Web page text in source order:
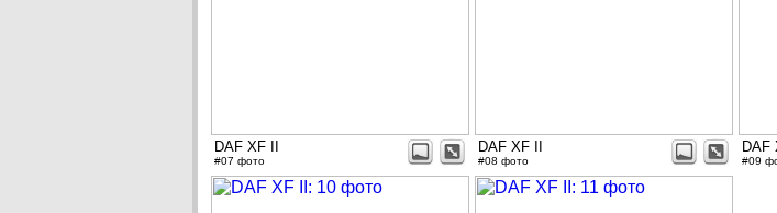
DAF XF II
#07 фото
DAF XF II
#08 фото
DAF
#09